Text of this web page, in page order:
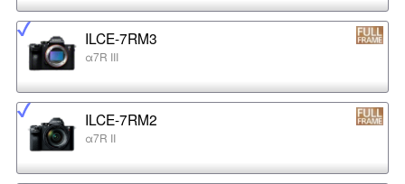
ILCE-7RM3
α7R III
ILCE-7RM2
α7R II